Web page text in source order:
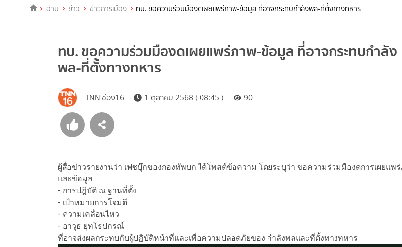
อ่าน ข่าว ข่าวการเมือง ทบ. ขอความร่วมมืองดเผยแพร่ภาพ-ข้อมูล ที่อาจกระทบกำลังพล-ที่ตั้งทางทหาร
ทบ. ขอความร่วมมืองดเผยแพร่ภาพ-ข้อมูล ที่อาจกระทบกำลัง
พล-ที่ตั้งทางทหาร
TNN ช่อง16 1 ตุลาคม 2568 ( 08:45 ) 90
ผู้สื่อข่าวรายงานว่า เฟซบุ๊กของกองทัพบก ได้โพสต์ข้อความ โดยระบุว่า ขอความร่วมมืองดการเผยแพ
และข้อมูล
- การปฎิบัติ ณ ฐานที่ตั้ง
- เป้าหมายการโจมตี
- ความเคลื่อนไหว
- อาวุธ ยุทโธปกรณ์
ที่อาจส่งผลกระทบกับผู้ปฏิบัติหน้าที่และเพื่อความปลอดภัยของ กำลังพลและที่ตั้งทางทหาร